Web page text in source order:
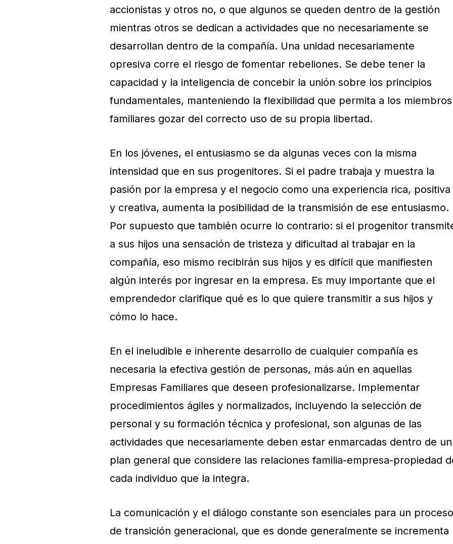
accionistas y otros no, o que algunos se queden dentro de la gestión
mientras otros se dedican a actividades que no necesariamente se
desarrollan dentro de la compañía. Una unidad necesariamente
opresiva corre el riesgo de fomentar rebeliones. Se debe tener la
capacidad y la inteligencia de concebir la unión sobre los principios
fundamentales, manteniendo la flexibilidad que permita a los miembros
familiares gozar del correcto uso de su propia libertad.
En los jóvenes, el entusiasmo se da algunas veces con la misma
intensidad que en sus progenitores. Si el padre trabaja y muestra la
pasión por la empresa y el negocio como una experiencia rica, positiva
y creativa, aumenta la posibilidad de la transmisión de ese entusiasmo.
Por supuesto que también ocurre lo contrario: si el progenitor
a sus hijos una sensación de tristeza y dificultad al trabajar en la
compañía, eso mismo recibirán sus hijos y es difícil que manifiesten
algún interés por ingresar en la empresa. Es muy importante que el
emprendedor clarifique qué es lo que quiere transmitir a sus hijos y
cómo lo hace.
En el ineludible e inherente desarrollo de cualquier compañía es
necesaria la efectiva gestión de personas, más aún en aquellas
Empresas Familiares que deseen profesionalizarse. Implementar
procedimientos ágiles y normalizados, incluyendo la selección de
personal y su formación técnica y profesional, son algunas de las
actividades que necesariamente deben estar enmarcadas dentro de un
plan general que considere las relaciones familia-empresa-propiedad
cada individuo que la integra.
La comunicación y el diálogo constante son esenciales para un proceso
de transición generacional, que es donde generalmente se incrementa